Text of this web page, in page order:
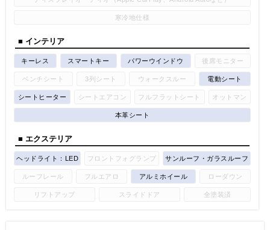
寒冷地仕様
■ インテリア
キーレス スマートキー パワーウインドウ 後席モニター
ベンチシート 3列シート ウォークスルー 電動シート
シートヒーター シートエアコン フルフラットシート オットマン
本革シート
■ エクステリア
ヘッドライト：LED フロントフォグランプ サンルーフ・ガラスルーフ
ルーフレール フルエアロ アルミホイール ローダウン
リフトアップ スライドドア 全塗装済